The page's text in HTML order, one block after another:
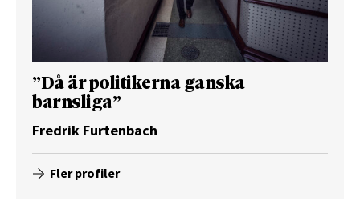
”Då är politikerna ganska
barnsliga”
Fredrik Furtenbach
Fler profiler